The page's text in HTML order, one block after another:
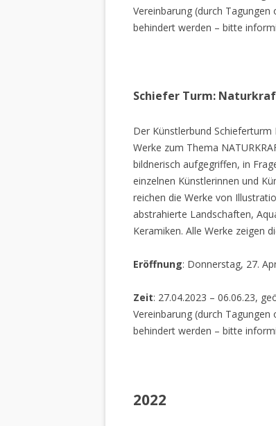
Vereinbarung (durch
behindert werden – bitte
Schiefer Turm:
Der Künstlerbund
Werke zum Thema
bildnerisch aufgegriffen, in
einzelnen Künstlerinnen und
reichen die Werke von
abstrahierte Landschaften,
Keramiken. Alle Werke zeigen
Eröffnung: Donnerstag, 27.
Zeit: 27.04.2023 – 06.06.23,
Vereinbarung (durch
behindert werden – bitte
2022